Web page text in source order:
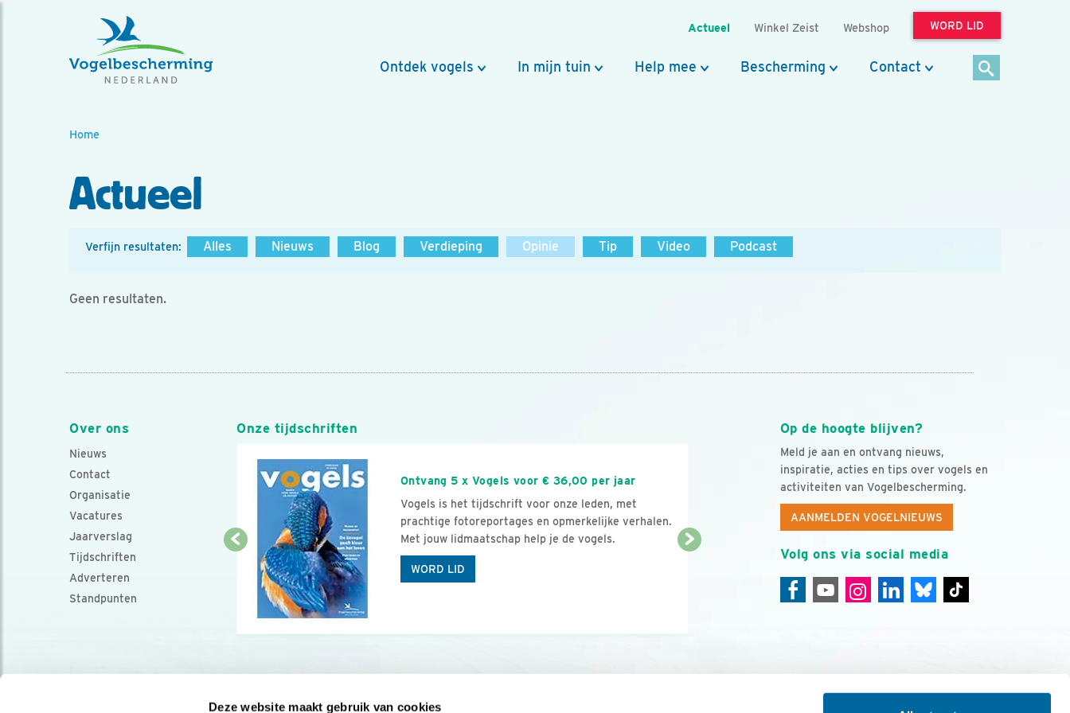
Deze website maakt gebruik van cookies
Actueel Winkel Zeist Webshop WORD LID
Ontdek vogels In mijn tuin Help mee Bescherming Contact
Home
Actueel
Verfijn resultaten: Alles Nieuws Blog Verdieping Opinie Tip Video Podcast
Geen resultaten.
Over ons
Nieuws
Contact
Organisatie
Vacatures
Jaarverslag
Tijdschriften
Adverteren
Standpunten
Op de hoogte blijven?
Meld je aan en ontvang nieuws,
inspiratie, acties en tips over vogels en
activiteiten van Vogelbescherming.
AANMELDEN VOGELNIEUWS
Volg ons via social media
Onze tijdschriften
Ontvang 5 x Vogels voor € 36,00 per jaar
Vogels is het tijdschrift voor onze leden, met
prachtige fotoreportages en opmerkelijke verhalen.
Met jouw lidmaatschap help je de vogels.
WORD LID